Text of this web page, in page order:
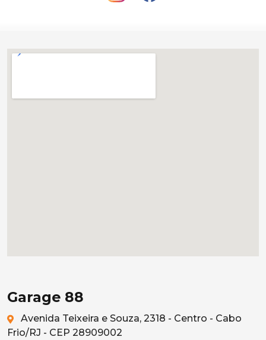
Garage 88
Avenida Teixeira e Souza, 2318 - Centro - Cabo
Frio/RJ - CEP 28909002